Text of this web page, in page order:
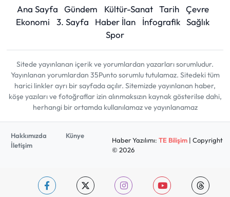
Ana Sayfa Gündem Kültür-Sanat Tarih
Çevre
Ekonomi
3. Sayfa Haber İlan İnfografik Sağlık
Spor
Sitede yayınlanan içerik ve yorumlardan yazarları sorumludur.
Yayınlanan yorumlardan 35Punto sorumlu tutulamaz. Sitedeki tüm
harici linkler ayrı bir sayfada açılır. Sitemizde yayınlanan haber,
köşe yazıları ve fotoğraflar izin alınmaksızın kaynak gösterilse dahi,
herhangi bir ortamda kullanılamaz ve yayınlanamaz
Hakkımızda
Künye
İletişim
Haber Yazılımı: TE Bilişim| Copyright
© 2026